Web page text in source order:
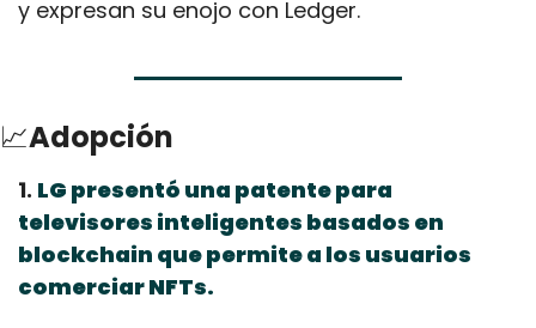
y expresan su enojo con Ledger.
📈Adopción
1. LG presentó una patente para
televisores inteligentes basados ​​en
blockchain que permite a los usuarios
comerciar NFTs.